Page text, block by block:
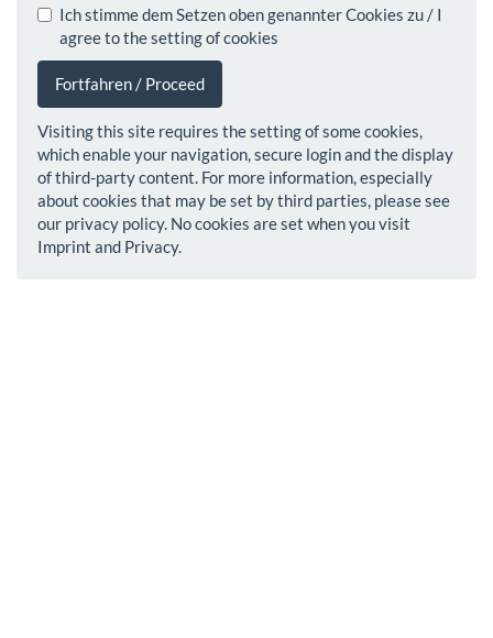
Ich stimme dem Setzen oben genannter Cookies zu / I
agree to the setting of cookies
Fortfahren / Proceed
Visiting this site requires the setting of some cookies,
which enable your navigation, secure login and the display
of third-party content. For more information, especially
about cookies that may be set by third parties, please see
our privacy policy. No cookies are set when you visit
Imprint and Privacy.